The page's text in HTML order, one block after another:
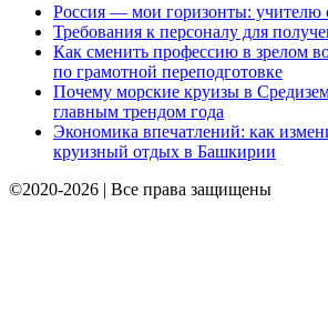
Россия — мои горизонты: учителю
Требования к персоналу для
Как сменить профессию в зрелом
по грамотной переподготовке
Почему морские круизы в
главным трендом года
Экономика впечатлений: как
круизный отдых в Башкирии
©2020-2026 | Все права защищены